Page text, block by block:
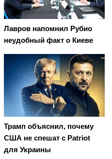
Лавров напомнил Рубио
неудобный факт о Киеве
Трамп объяснил, почему
США не спешат с Patriot
для Украины